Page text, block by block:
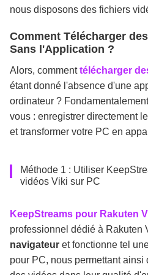
nous disposons des fichiers
Comment Télécharger
Sans l'Application ?
Alors, commenttélécharger
étant donné l'absence d'une
ordinateur ?
vous : enregistrer directement
et transformer votre PC en
Méthode 1 : Utiliser
vidéos Viki sur PC
KeepStreams pour Rakuten
professionnel dédié à Rakuten
navigateur et fonctionne tel
pour PC, nous permettant ainsi